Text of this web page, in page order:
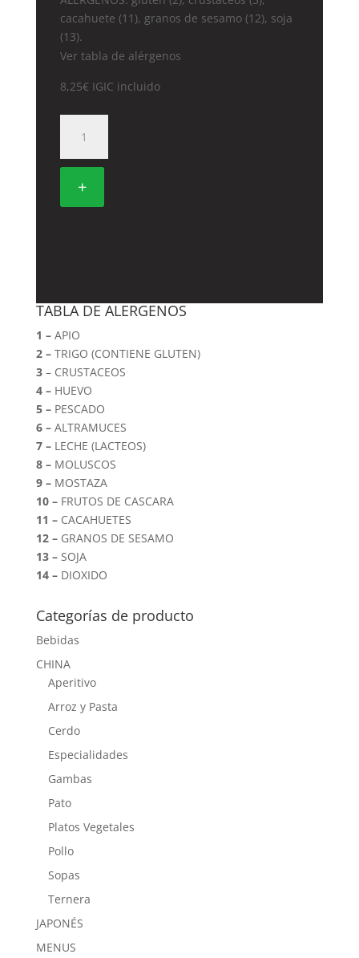
cacahuete (11), granos de sesamo (12), soja
(13).
Ver tabla de alérgenos
8,25€ IGIC incluido
FIDEOS
DE
CON+
TABLA DE ALERGENOS
1 –APIO
2 –TRIGO (CONTIENE GLUTEN)
3– CRUSTACEOS
4 –HUEVO
5 –PESCADO
6 –ALTRAMUCES
7 –LECHE (LACTEOS)
8 –MOLUSCOS
9 –MOSTAZA
10 –FRUTOS DE CASCARA
11 –CACAHUETES
12 –GRANOS DE SESAMO
13 –SOJA
14 –DIOXIDO
Categorías de producto
Bebidas
CHINA
Aperitivo
Arroz y Pasta
Cerdo
Especialidades
Gambas
Pato
Platos Vegetales
Pollo
Sopas
Ternera
JAPONÉS
MENUS